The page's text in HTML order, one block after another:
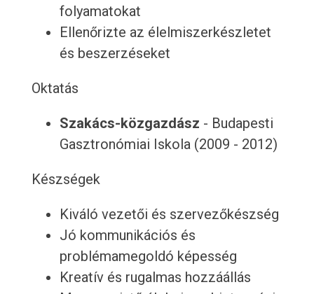
folyamatokat
Ellenőrizte az élelmiszerkészletet
és beszerzéseket
Oktatás
Szakács-közgazdász - Budapesti
Gasztronómiai Iskola (2009 - 2012)
Készségek
Kiváló vezetői és szervezőkészség
Jó kommunikációs és
problémamegoldó képesség
Kreatív és rugalmas hozzáállás